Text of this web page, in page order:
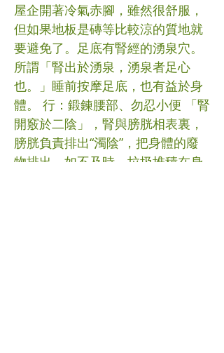
屋企開著冷氣赤腳，雖然很舒服，
但如果地板是磚等比較涼的質地就
要避免了。足底有腎經的湧泉穴。
所謂「腎出於湧泉，湧泉者足心
也。」睡前按摩足底，也有益於身
體。 行：鍛鍊腰部、勿忍小便 「腎
開竅於二陰」，腎與膀胱相表裏，
膀胱負責排出“濁陰”，把身體的廢
物排出。如不及時，垃圾堆積在身